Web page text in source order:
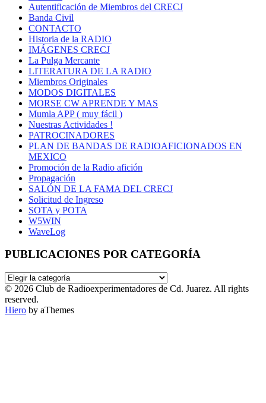
Autentificación de Miembros del CRECJ
Banda Civil
CONTACTO
Historia de la RADIO
IMÁGENES CRECJ
La Pulga Mercante
LITERATURA DE LA RADIO
Miembros Originales
MODOS DIGITALES
MORSE CW APRENDE Y MAS
Mumla APP ( muy fácil )
Nuestras Actividades !
PATROCINADORES
PLAN DE BANDAS DE RADIOAFICIONADOS EN
MEXICO
Promoción de la Radio afición
Propagación
SALÓN DE LA FAMA DEL CRECJ
Solicitud de Ingreso
SOTA y POTA
W5WIN
WaveLog
PUBLICACIONES POR CATEGORÍA
PUBLICACIONES
POR
CATEGORÍA
© 2026 Club de Radioexperimentadores de Cd. Juarez. All rights
reserved.
Hiero by aThemes